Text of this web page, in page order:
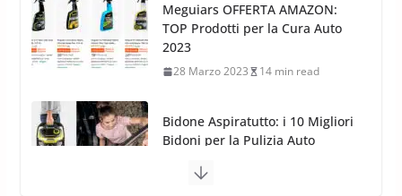
Meguiars OFFERTA AMAZON:
TOP Prodotti per la Cura Auto
2023
28 Marzo 2023 14 min read
Bidone Aspiratutto: i 10 Migliori
Bidoni per la Pulizia Auto
6 Maggio 2022